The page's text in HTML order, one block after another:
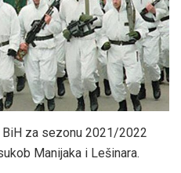
za sezonu 2021/2022
Manijaka i Lešinara.